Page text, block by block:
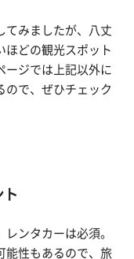
てみましたが、八丈
ほどの観光スポット
ージでは上記以外に
ので、ぜひチェック
ト
ンタカーは必須。
能性もあるので、旅